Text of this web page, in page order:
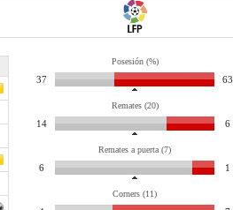
Posesión (%)
37 63
Remates (20)
14 6
Remates a puerta (7)
6 1
Corners (11)